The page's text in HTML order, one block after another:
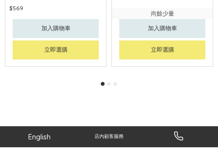
$569
加入購物車
立即選購
尚餘少量
加入購物車
立即選購
English 店內顧客服務